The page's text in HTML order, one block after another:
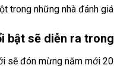
trong những nhà đánh
bật sẽ diễn ra
sẽ đón mừng năm mới